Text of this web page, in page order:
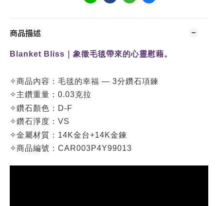
商品描述
Blanket Bliss｜象徵毛毯帶來的心靈慰藉。
✧商品內容： 毛毯的幸福 — 3分鑽石項鍊
✧主鑽重量：0.03克拉
✧鑽石顏色：D-F
✧鑽石淨度：VS
✧金屬材質：14K金台+14K金鍊
✧商品編號： CAR003P4Y99013